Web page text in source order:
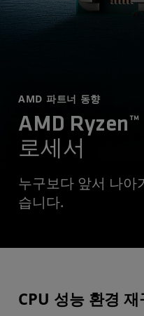
AMD 파트너 동향
AMD
로세서
누구보다 앞서 나아
습니다.
CPU 성능 환경 재